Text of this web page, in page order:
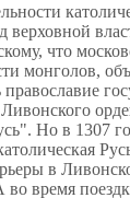
верховной
что
монголов,
Но в
в
время